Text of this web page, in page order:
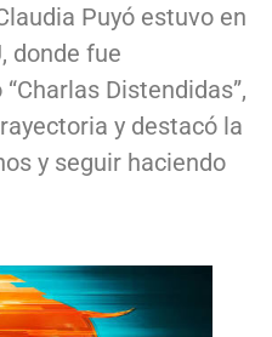
Puyó estuvo en
donde fue
Distendidas”,
y destacó la
y seguir haciendo